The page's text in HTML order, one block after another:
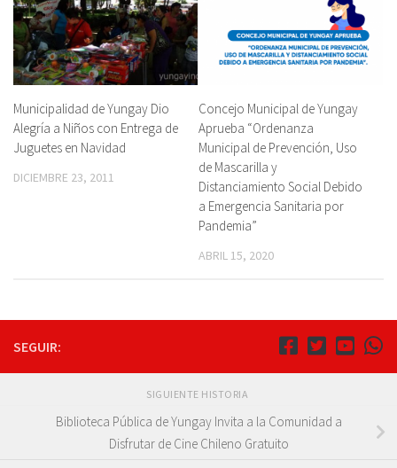
Municipalidad de Yungay Dio
Alegría a Niños con Entrega de
Juguetes en Navidad
DICIEMBRE 23, 2011
Concejo Municipal de Yungay
Aprueba “Ordenanza
Municipal de Prevención, Uso
de Mascarilla y
Distanciamiento Social Debido
a Emergencia Sanitaria por
Pandemia”
ABRIL 15, 2020
SEGUIR:
SIGUIENTE HISTORIA
Biblioteca Pública de Yungay Invita a la Comunidad a
Disfrutar de Cine Chileno Gratuito